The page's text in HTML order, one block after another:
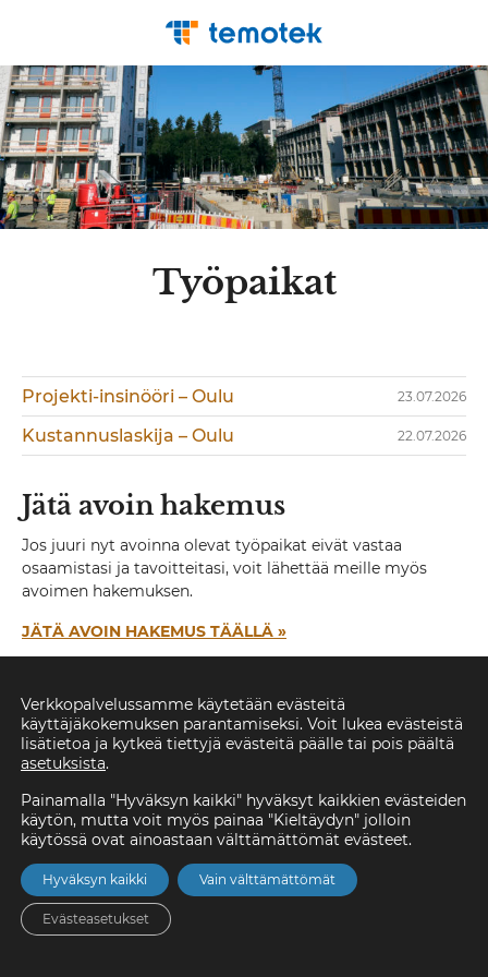
Työpaikat
Projekti-insinööri – Oulu 23.07.2026
Kustannuslaskija – Oulu 22.07.2026
Jätä avoin hakemus
Jos juuri nyt avoinna olevat työpaikat eivät vastaa
osaamistasi ja tavoitteitasi, voit lähettää meille myös
avoimen hakemuksen.
JÄTÄ AVOIN HAKEMUS TÄÄLLÄ »
5 syytä tulla Temotekille
1. Terveet arvot toiminnassa
2. Reilu korvaus työstä
4. Laaja työterveyshuolto
5. Henkilöstöedut
TUTUSTU »
Verkkopalvelussamme käytetään evästeitä
käyttäjäkokemuksen parantamiseksi. Voit lukea evästeistä
lisätietoa ja kytkeä tiettyjä evästeitä päälle tai pois päältä
asetuksista.
Painamalla "Hyväksyn kaikki" hyväksyt kaikkien evästeiden
käytön, mutta voit myös painaa "Kieltäydyn" jolloin
käytössä ovat ainoastaan välttämättömät evästeet.
Hyväksyn kaikki Vain välttämättömät
Evästeasetukset